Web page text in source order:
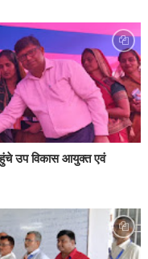
उप विकास आयुक्त एवं